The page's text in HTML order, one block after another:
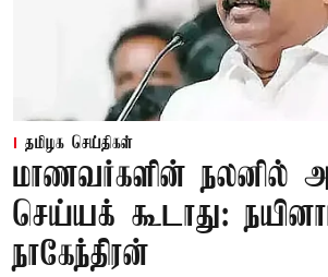
தமிழக செய்திகள்
மாணவர்களின் நலனில்
செய்யக் கூடாது:
நாகேந்திரன்